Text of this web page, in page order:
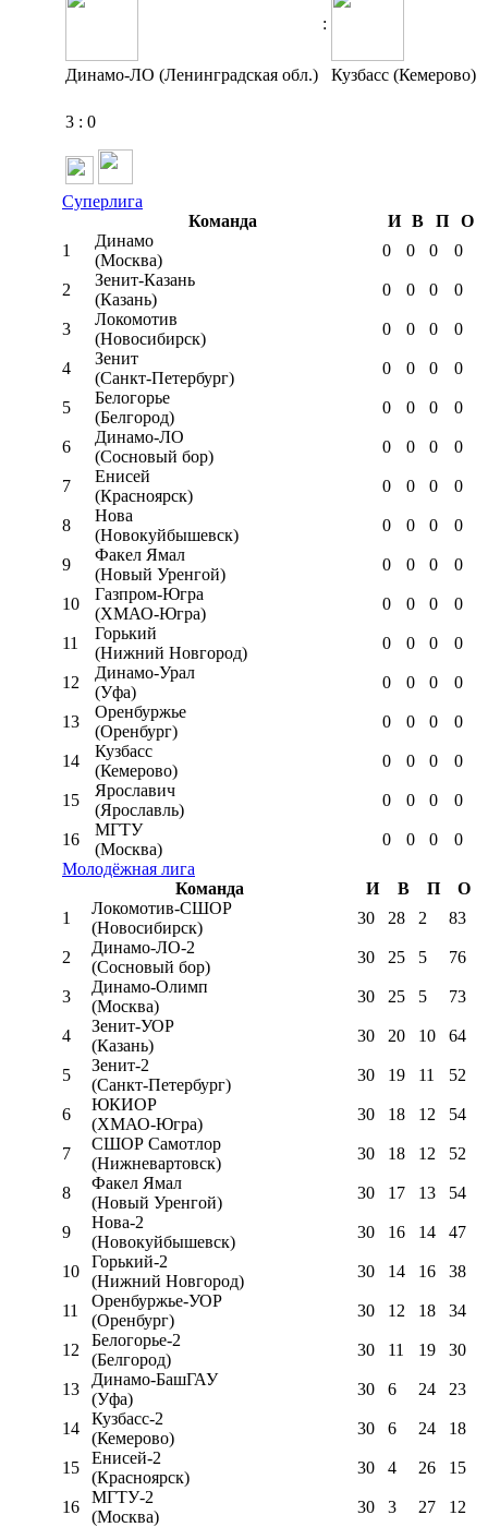
:
Динамо-ЛО (Ленинградская обл.) Кузбасс (Кемерово)
3 : 0
Суперлига
Команда
И В П
О
1
Динамо
(Москва)
0 0 0 0
2
Зенит-Казань
(Казань)
0 0 0 0
3
Локомотив
(Новосибирск)
0 0 0 0
4
Зенит
(Санкт-Петербург)
0 0 0 0
5
Белогорье
(Белгород)
0 0 0 0
6
Динамо-ЛО
(Сосновый бор)
0 0 0 0
7
Енисей
(Красноярск)
0 0 0 0
8
Нова
(Новокуйбышевск)
0 0 0 0
9
Факел Ямал
(Новый Уренгой)
0 0 0 0
10
Газпром-Югра
(ХМАО-Югра)
0 0 0 0
11
Горький
(Нижний Новгород)
0 0 0 0
12
Динамо-Урал
(Уфа)
0 0 0 0
13
Оренбуржье
(Оренбург)
0 0 0 0
14
Кузбасс
(Кемерово)
0 0 0 0
15
Ярославич
(Ярославль)
0 0 0 0
16
МГТУ
(Москва)
0 0 0
0
Молодёжная лига
Команда
И В П
О
1
Локомотив-CШОР
(Новосибирск)
30 28 2 83
2
Динамо-ЛО-2
(Сосновый бор)
30 25 5 76
3
Динамо-Олимп
(Москва)
30 25 5 73
4
Зенит-УОР
(Казань)
30 20 10 64
5
Зенит-2
(Санкт-Петербург)
30 19 11 52
6
ЮКИОР
(ХМАО-Югра)
30 18 12 54
7
СШОР Самотлор
(Нижневартовск)
30 18 12 52
8
Факел Ямал
(Новый Уренгой)
30 17 13 54
9
Нова-2
(Новокуйбышевск)
30 16 14 47
10
Горький-2
(Нижний Новгород)
30 14 16 38
11
Оренбуржье-УОР
(Оренбург)
30 12 18 34
12
Белогорье-2
(Белгород)
30 11 19 30
13
Динамо-БашГАУ
(Уфа)
30 6 24 23
14
Кузбасс-2
(Кемерово)
30 6 24 18
15
Енисей-2
(Красноярск)
30 4 26 15
16
МГТУ-2
(Москва)
30 3 27 12